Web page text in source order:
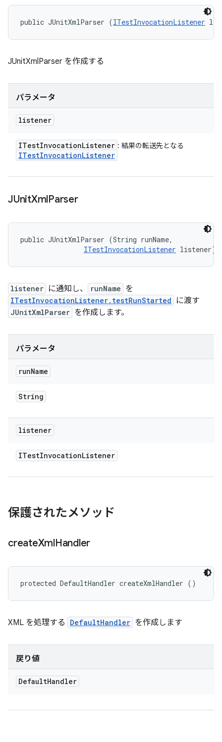
public JUnitXmlParser (ITestInvocationListener
JUnitXmlParser を作成する
パラメータ
listener
ITestInvocationListener : 結果の転送先となる
ITestInvocationListener
JUnitXmlParser
public JUnitXmlParser (String runName,
ITestInvocationListener listener)
listener に通知し、 runName を
ITestInvocationListener.testRunStarted に渡す
JUnitXmlParser を作成します。
パラメータ
runName
String
listener
ITestInvocationListener
保護されたメソッド
createXmlHandler
protected DefaultHandler createXmlHandler ()
XML を処理する DefaultHandler を作成します
戻り値
DefaultHandler